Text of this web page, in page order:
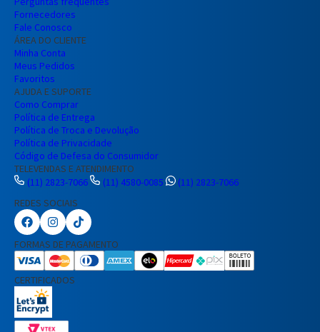
Fornecedores
Fale Conosco
ÁREA DO CLIENTE
Minha Conta
Meus Pedidos
Favoritos
AJUDA E SUPORTE
Como Comprar
Política de Entrega
Política de Troca e Devolução
Política de Privacidade
Código de Defesa do Consumidor
TELEVENDAS E ATENDIMENTO
(11) 2823-7066
(11) 4580-0085
(11) 2823-7066
REDES SOCIAIS
FORMAS DE PAGAMENTO
CERTIFICADOS
Nome Completo